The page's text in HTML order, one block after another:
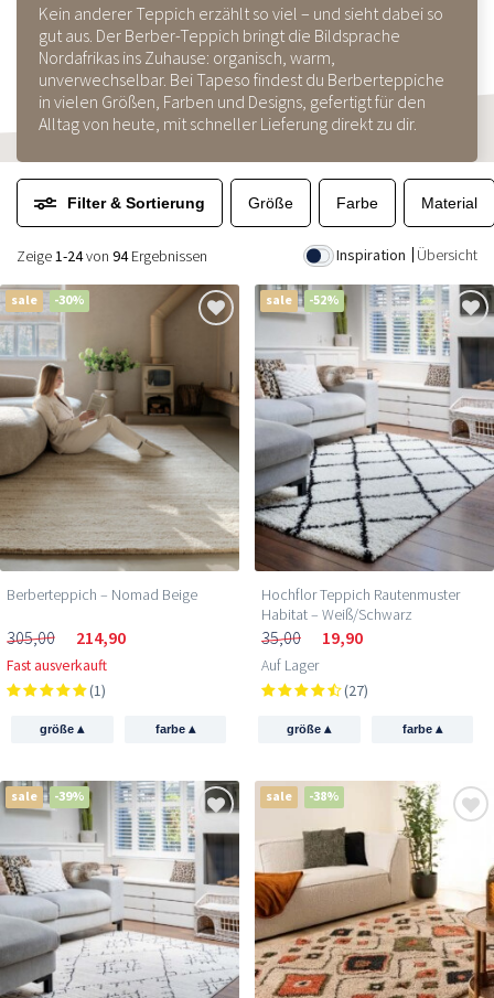
Kein anderer Teppich erzählt so viel – und sieht dabei so
gut aus. Der Berber-Teppich bringt die Bildsprache
Nordafrikas ins Zuhause: organisch, warm,
unverwechselbar. Bei Tapeso findest du Berberteppiche
in vielen Größen, Farben und Designs, gefertigt für den
Alltag von heute, mit schneller Lieferung direkt zu dir.
Filter & Sortierung Größe Farbe Material
Inspiration Übersicht
Zeige1-24von 94Ergebnissen
sale -30%
Berberteppich – Nomad Beige
305,00 214,90
Fast ausverkauft
(1)
größe▴ farbe ▴
sale -52%
Hochflor Teppich Rautenmuster
Habitat – Weiß/Schwarz
35,00 19,90
Auf Lager
(27)
größe▴ farbe ▴
sale -39% sale -38%